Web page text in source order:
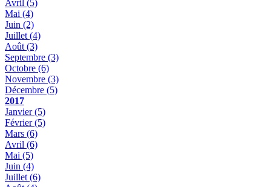
Avril (5)
Mai (4)
Juin (2)
Juillet (4)
Août (3)
Septembre (3)
Octobre (6)
Novembre (3)
Décembre (5)
2017
Janvier(5)
Février(5)
Mars (6)
Avril (6)
Mai (5)
Juin (4)
Juillet (6)